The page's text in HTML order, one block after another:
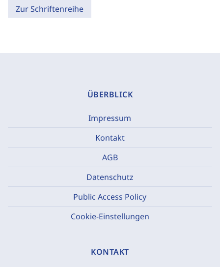
Zur Schriftenreihe
ÜBERBLICK
Impressum
Kontakt
AGB
Datenschutz
Public Access Policy
Cookie-Einstellungen
KONTAKT